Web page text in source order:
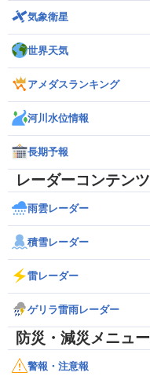
気象衛星
世界天気
アメダスランキング
河川水位情報
長期予報
レーダーコンテンツ
雨雲レーダー
積雪レーダー
雷レーダー
ゲリラ雷雨レーダー
防災・減災メニュー
警報・注意報